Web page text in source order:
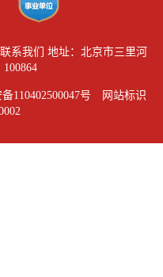
联系我们
地址：北京市三里河
备110402500047号 网站标识